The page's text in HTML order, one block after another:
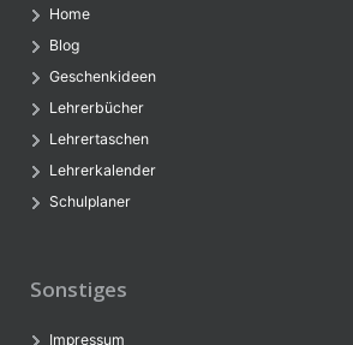
Home
Blog
Geschenkideen
Lehrerbücher
Lehrertaschen
Lehrerkalender
Schulplaner
Sonstiges
Impressum